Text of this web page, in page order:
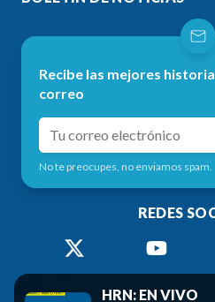
Recibe las mejores
correo
No te preocupes, no enviamos spam.
REDES
HRN: EN VIVO